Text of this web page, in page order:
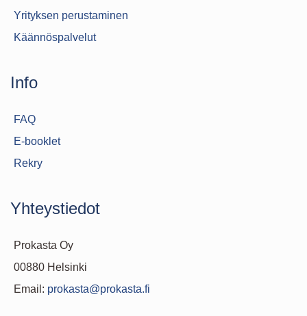
Yrityksen perustaminen
Käännöspalvelut
Info
FAQ
E-booklet
Rekry
Yhteystiedot
Prokasta Oy
00880 Helsinki
Email: prokasta@prokasta.fi